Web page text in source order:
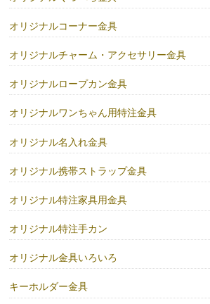
オリジナルコーナー金具
オリジナルチャーム・アクセサリー金具
オリジナルロープカン金具
オリジナルワンちゃん用特注金具
オリジナル名入れ金具
オリジナル携帯ストラップ金具
オリジナル特注家具用金具
オリジナル特注手カン
オリジナル金具いろいろ
キーホルダー金具